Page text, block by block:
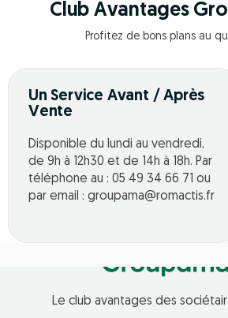
Club Avantages
Profitez de bons plans au
Un Service Avant / Après
Vente
Disponible du lundi au vendredi,
de 9h à 12h30 et de 14h à 18h. Par
téléphone au : 05 49 34 66 71 ou
par email : groupama@romactis.fr
Le club avantages des